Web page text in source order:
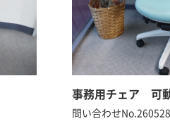
事務用チェア 可
問い合わせ